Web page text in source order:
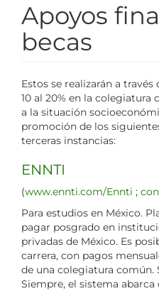
Apoyos
becas
Estos se realizarán a
10 al 20% en la colegiatura
a la situación
promoción de los
terceras instancias:
ENNTI
(www.ennti.com/Ennti ;
Para estudios en México.
pagar posgrado en
privadas de México. Es
carrera, con pagos
de una colegiatura común.
Siempre, el sistema